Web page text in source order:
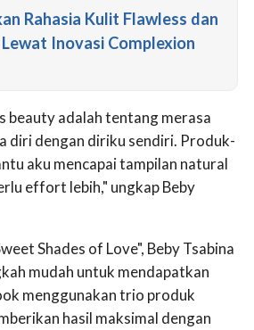
Rahasia Kulit Flawless dan
Inovasi Complexion
beauty adalah tentang merasa
diri dengan diriku sendiri. Produk-
aku mencapai tampilan natural
effort lebih," ungkap Beby
Shades of Love", Beby Tsabina
mudah untuk mendapatkan
menggunakan trio produk
hasil maksimal dengan